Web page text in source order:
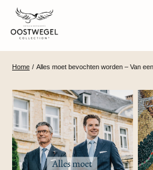
Home / Alles moet bevochten worden – Van